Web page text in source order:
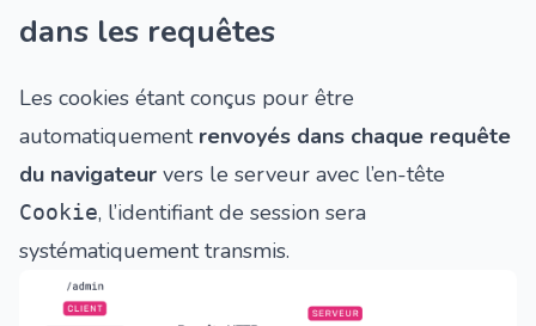
dans les requêtes
Les cookies étant conçus pour être
automatiquement renvoyés dans chaque requête
du navigateur vers le serveur avec l’en-tête
Cookie, l’identifiant de session sera
systématiquement transmis.